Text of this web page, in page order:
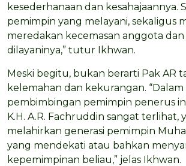
kesederhanaan dan kesahajaannya.
pemimpin yang melayani, sekaligus
meredakan kecemasan anggota dan
dilayaninya,” tutur Ikhwan.
Meski begitu, bukan berarti Pak AR
kelemahan dan kekurangan. “Dalam
pembimbingan pemimpin penerus
K.H. A.R. Fachruddin sangat terlihat,
melahirkan generasi pemimpin
yang mendekati atau bahkan
kepemimpinan beliau,” jelas Ikhwan.